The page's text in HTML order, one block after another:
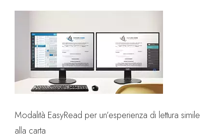
Modalità EasyRead per un’esperienza di lettura simile
alla carta